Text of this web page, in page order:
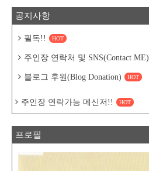
공지사항
필독!! HOT
주인장 연락처 및 SNS(Contact ME)
블로그 후원(Blog Donation) HOT
주인장 연락가능 메신저!! HOT
프로필